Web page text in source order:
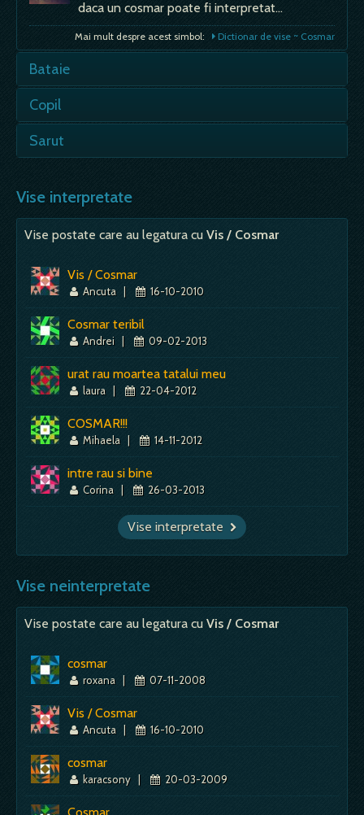
daca un cosmar poate fi interpretat…
Mai mult despre acest simbol: Dictionar de vise ~ Cosmar
Bataie
nevasta, e semn bun, de casatorie fericita si
Copil
societatile de demult era grea si plina de
Mai mult despre acest simbol:
Sarut
sarutul este, aproape intotdeauna, un mesaj,
de obicei de bine, dar nu sunt excluse…
Mai mult despre acest simbol: Dictionar de vise ~ Sarut
Vise interpretate
Vise postate care au legatura cu Vis / Cosmar
Vis / Cosmar
Ancuta | 16-10-2010
Cosmar teribil
Andrei | 09-02-2013
urat rau moartea tatalui meu
laura | 22-04-2012
COSMAR!!!
Mihaela | 14-11-2012
intre rau si bine
Corina | 26-03-2013
Vise interpretate
Vise neinterpretate
Vise postate care au legatura cu Vis / Cosmar
cosmar
roxana | 07-11-2008
Vis / Cosmar
Ancuta | 16-10-2010
cosmar
karacsony | 20-03-2009